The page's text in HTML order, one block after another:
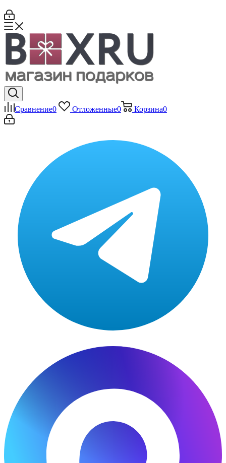
Сравнение0 Отложенные0 Корзина0